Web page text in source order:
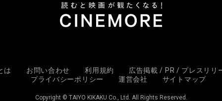
は お問い合わせ 利用規約
広告掲載 / PR / プレスリリ
プライバシーポリシー
運営会社 サイトマップ
Copyright © TAIYO KIKAKU Co., Ltd. All Rights Reserved.